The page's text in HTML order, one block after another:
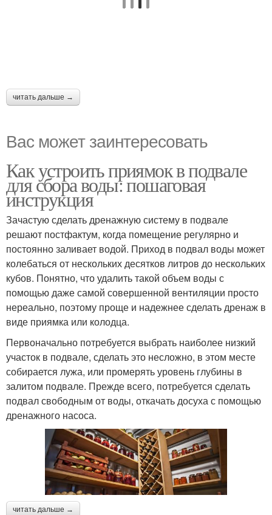
читать дальше →
Вас может заинтересовать
Как устроить приямок в подвале
для сбора воды: пошаговая
инструкция
Зачастую сделать дренажную систему в подвале
решают постфактум, когда помещение регулярно и
постоянно заливает водой. Приход в подвал воды может
колебаться от нескольких десятков литров до нескольких
кубов. Понятно, что удалить такой объем воды с
помощью даже самой совершенной вентиляции просто
нереально, поэтому проще и надежнее сделать дренаж в
виде приямка или колодца.
Первоначально потребуется выбрать наиболее низкий
участок в подвале, сделать это несложно, в этом месте
собирается лужа, или промерять уровень глубины в
залитом подвале. Прежде всего, потребуется сделать
подвал свободным от воды, откачать досуха с помощью
дренажного насоса.
читать дальше →